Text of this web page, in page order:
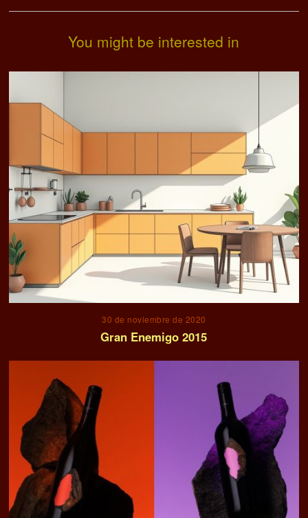
You might be interested in
30 de noviembre de 2020
Gran Enemigo 2015